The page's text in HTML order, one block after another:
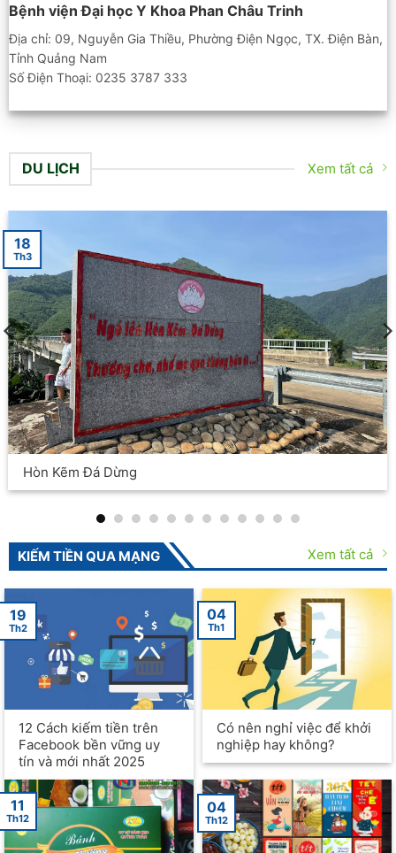
Bệnh viện Đại học Y Khoa Phan Châu Trinh
Địa chỉ: 09, Nguyễn Gia Thiều, Phường Điện Ngọc, TX. Điện Bàn,
Tỉnh Quảng Nam
Số Điện Thoại: 0235 3787 333
DU LỊCH Xem tất cả
KIẾM TIỀN QUA MẠNG Xem tất cả
12 Cách kiếm tiền trên
Facebook bền vững uy
tín và mới nhất 2025
19
Th2
Có nên nghỉ việc để khởi
nghiệp hay không?
04
Th1
11
Th12
04
Th12